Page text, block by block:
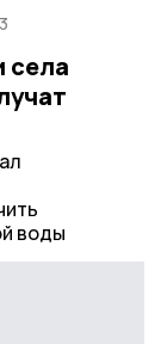
села
воды